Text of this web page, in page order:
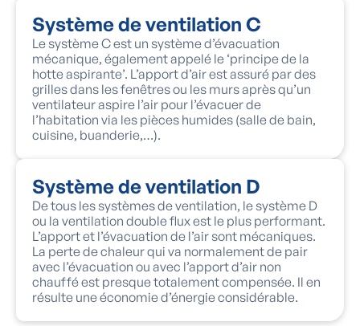
Système de ventilation C
Le système C est un système d’évacuation
mécanique, également appelé le ‘principe de la
hotte aspirante’. L’apport d’air est assuré par des
grilles dans les fenêtres ou les murs après qu’un
ventilateur aspire l’air pour l’évacuer de
l’habitation via les pièces humides (salle de bain,
cuisine, buanderie,…).
Système de ventilation D
De tous les systèmes de ventilation, le système D
ou la ventilation double flux est le plus performant.
L’apport et l’évacuation de l’air sont mécaniques.
La perte de chaleur qui va normalement de pair
avec l’évacuation ou avec l’apport d’air non
chauffé est presque totalement compensée. Il en
résulte une économie d’énergie considérable.